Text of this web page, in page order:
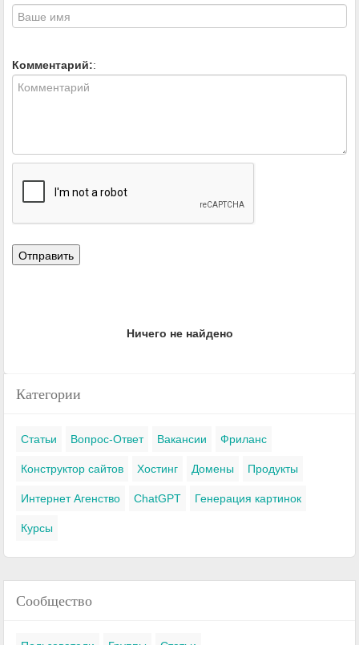
Комментарий::
Ничего не найдено
Категории
Статьи Вопрос-Ответ Вакансии Фриланс
Конструктор сайтов Хостинг Домены Продукты
Интернет Агенство ChatGPT Генерация картинок
Курсы
Сообщество